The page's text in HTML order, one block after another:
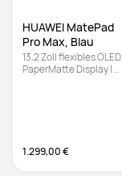
HUAWEI MatePad
Pro Max, Blau
13,2 Zoll flexibles OLED
PaperMatte Display |
1.299,00 €